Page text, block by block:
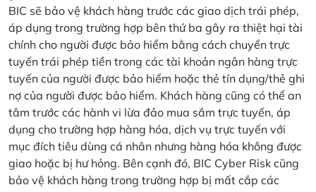
BIC sẽ bảo vệ khách hàng trước các giao dịch trái phép,
áp dụng trong trường hợp bên thứ ba gây ra thiệt hại tài
chính cho người được bảo hiểm bằng cách chuyển trực
tuyến trái phép tiền trong các tài khoản ngân hàng trực
tuyến của người được bảo hiểm hoặc thẻ tín dụng/thẻ ghi
nợ của người được bảo hiểm. Khách hàng cũng có thể an
tâm trước các hành vi lừa đảo mua sắm trực tuyến, áp
dụng cho trường hợp hàng hóa, dịch vụ trực tuyến với
mục đích tiêu dùng cá nhân nhưng hàng hóa không được
giao hoặc bị hư hỏng. Bên cạnh đó, BIC Cyber Risk cũng
bảo vệ khách hàng trong trường hợp bị mất cắp các